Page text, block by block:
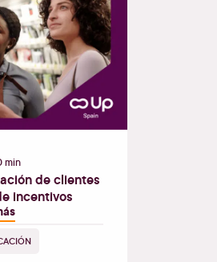
min
de clientes
incentivos